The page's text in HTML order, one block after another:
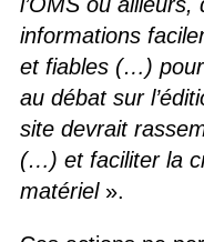
informations
et fiables (…)
au débat sur
site devrait
(…) et faciliter la
matériel».